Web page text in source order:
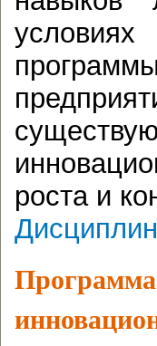
роста и